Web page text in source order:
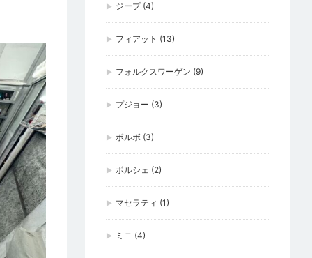
ジープ(4)
フィアット (13)
フォルクスワーゲン (9)
プジョー (3)
ボルボ(3)
ポルシェ (2)
マセラティ (1)
ミニ (4)